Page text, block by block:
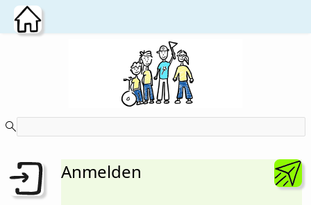
Zum Hauptinhalt wechseln
Anmelden